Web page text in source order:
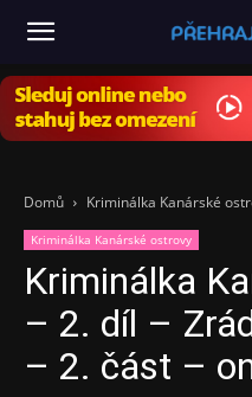
PřehrajSeriály.cz
Domů Kriminálka Kanárské
Kriminálka Kanárské ostrovy
Kriminálka
– 2. díl –
– 2. část –